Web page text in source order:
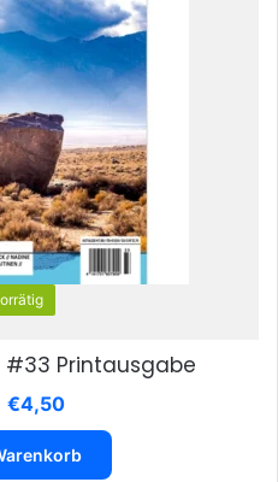
#33 Printausgabe
Ursprünglicher
Preis
war:
€4,50Aktueller
Preis
ist: